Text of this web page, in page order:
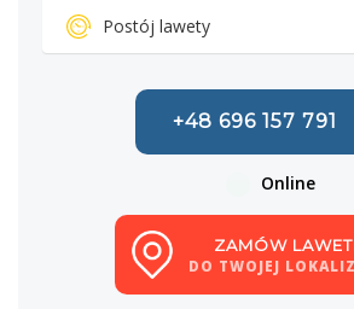
Postój lawety
+48 696 157 791
Online
ZAMÓW
DO TWOJEJ